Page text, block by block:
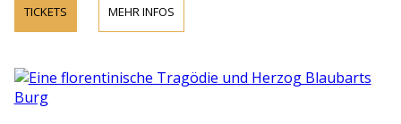
TICKETS MEHR INFOS